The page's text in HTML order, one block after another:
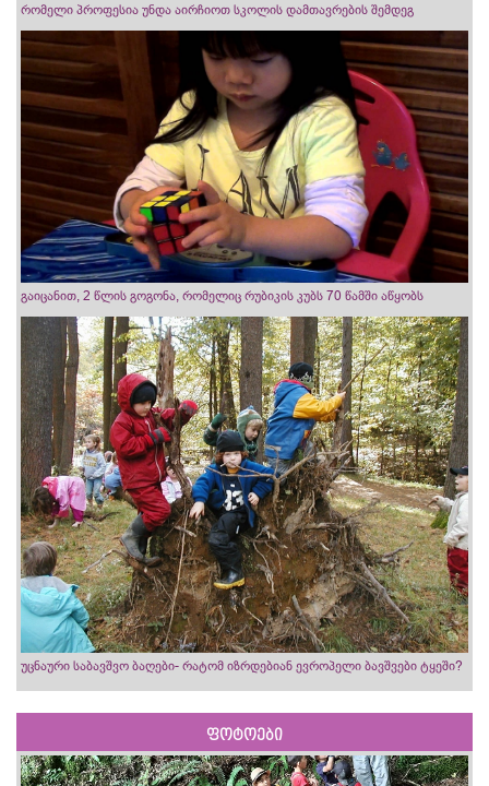
რომელი პროფესია უნდა აირჩიოთ სკოლის დამთავრების შემდეგ
გაიცანით, 2 წლის გოგონა, რომელიც რუბიკის კუბს 70 წამში აწყობს
უცნაური საბავშვო ბაღები- რატომ იზრდებიან ევროპელი ბავშვები ტყეში?
ფოტოები